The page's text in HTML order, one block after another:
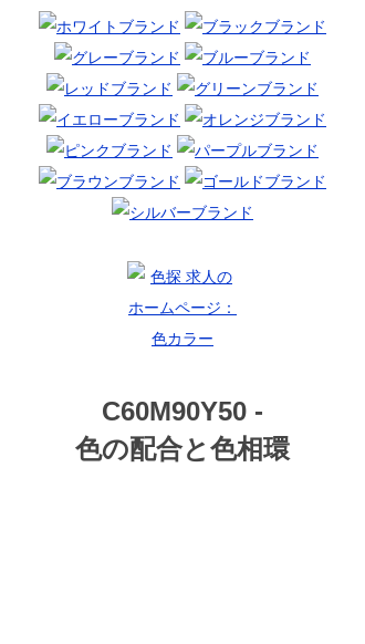
C60M90Y50 -
色の配合と色相環